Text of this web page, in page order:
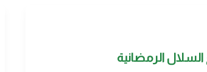
السلال الرمضانية